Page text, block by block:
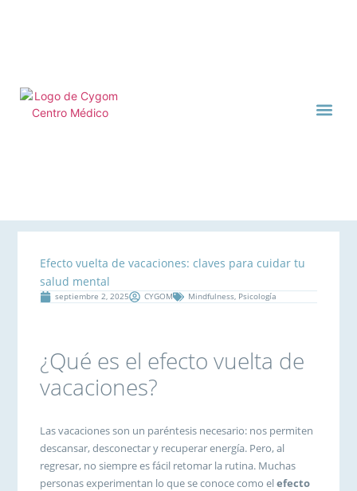
Efecto vuelta de vacaciones: claves para cuidar tu
salud mental
septiembre 2, 2025 CYGOM Mindfulness Psicología
¿Qué es el efecto vuelta de
vacaciones?
Las vacaciones son un paréntesis necesario: nos permiten
descansar, desconectar y recuperar energía. Pero, al
regresar, no siempre es fácil retomar la rutina. Muchas
personas experimentan lo que se conoce como elefecto